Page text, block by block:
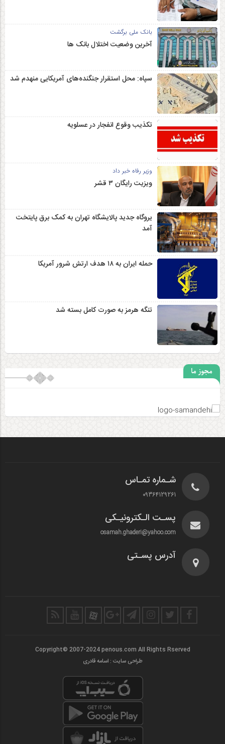
بانک ملی برگشت
آخرین وضعیت اختلال بانک ها
سپاه: محل استقرار جنگنده‌های آمریکایی منهدم شد
تکذیب وقوع انفجار در عسلویه
وزیر رفاه خبر داد
ویزیت رایگان ۳ قشر
یروگاه جدید پالایشگاه تهران به کمک برق پایتخت
آمد
حمله ایران به ۱۸ هدف ارتش شرور آمریکا
تنگه هرمز به صورت کامل بسته شد
مجوز ما
شـماره تمـاس
09364129261
پسـت الـکترونیـکی
osamah.ghaderi@yahoo.com
آدرس پسـتی
Copyright© 2007-2024 penous.com All Rights Rserved
طراحی سایت : اسامه قادری